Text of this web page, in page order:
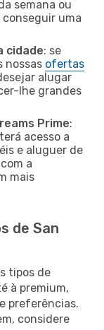
semana ou
uma
cidade: se
nossas ofertas
alugar
lhe grandes
Prime:
acesso a
e aluguer de
a
mais
de San
tipos de
à premium,
preferências.
considere